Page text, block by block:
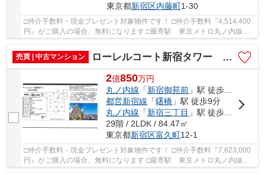
東京都新宿区内藤町1-30
□仲介手数料・現金プレゼント対象物件です！ □仲介手数料『4,514,400
円』がご購入の場合、無料になります □最寄駅 東京メトロ丸ノ内線
四谷三丁目駅 徒歩約8分 □リフォーム物件 □新...
売買 | 中古マンション
ローレルコート新宿タワー 仲介手数料無料＋100万円現金プレゼント中
2億850万円
丸ノ内線 「新宿御苑前 」駅 徒歩9分
都営新宿線 「曙橋 」駅 徒歩9分
丸ノ内線 「新宿三丁目 」駅 徒歩11分
29階 / 2LDK / 84.47㎡
東京都新宿区富久町12-1
□仲介手数料・現金プレゼント対象物件です！ □仲介手数料『7,623,000
円』がご購入の場合、無料になります □最寄駅 東京メトロ丸ノ内線
新宿御苑前駅 徒歩約9分 □リノベーション物件...